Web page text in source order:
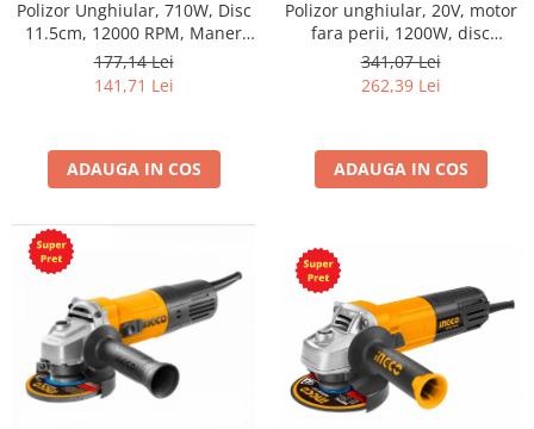
Polizor Unghiular, 710W, Disc
11.5cm, 12000 RPM, Maner
auxiliar
177,14 Lei
141,71 Lei
ADAUGA IN COS
Polizor unghiular, 20V, motor
fara perii, 1200W, disc
125mm, 3 trepte viteza, filet
M14
341,07 Lei
262,39 Lei
ADAUGA IN COS